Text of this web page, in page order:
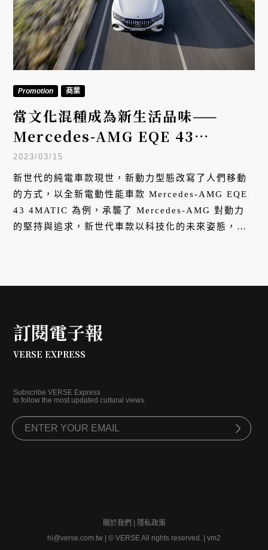
Promotion 商業
當文化混種成為新生活品味——
Mercedes-AMG EQE 43
4MATIC
2023/03/15
新世代的純電車款現世，新動力型態改寫了人們移動
的方式，以全新電動性能車款 Mercedes-AMG EQE
43 4MATIC 為例，承襲了 Mercedes-AMG 對動力
的堅持與追求，新世代車款以科技化的未來姿態，跨
訂閱電子報
VERSE EXPRESS
Subscribe VERSE Express
to follow the most updated cultural views.
關於我們
隱私政策
hi@verse.com.tw
© VERSE All rights reserved. | vm2